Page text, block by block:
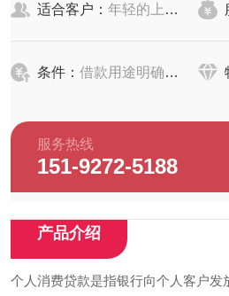
适合客户： 年轻的上班族、个体经营者
条件： 借款用途明确合法
服务热线
151-9272-5188
产品介绍
个人消费贷款是指银行向个人客户发